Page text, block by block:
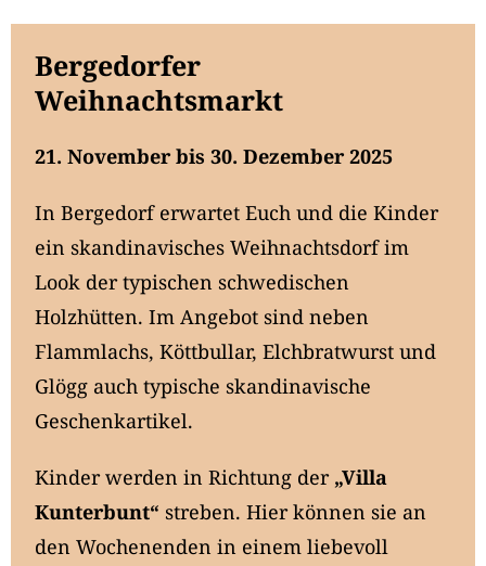
Bergedorfer
Weihnachtsmarkt
21. November bis 30. Dezember 2025
In Bergedorf erwartet Euch und die Kinder
ein skandinavisches Weihnachtsdorf im
Look der typischen schwedischen
Holzhütten. Im Angebot sind neben
Flammlachs, Köttbullar, Elchbratwurst und
Glögg auch typische skandinavische
Geschenkartikel.
Kinder werden in Richtung der „Villa
Kunterbunt“ streben. Hier können sie an
den Wochenenden in einem liebevoll